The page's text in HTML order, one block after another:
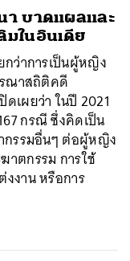
า บาดแผลและ
ในอินเดีย
กว่าการเป็นผู้หญิง
รณาสถิติคดี
เผยว่า ในปี 2021
กรณี ซึ่งคิดเป็น
กรรมอื่นๆ ต่อผู้หญิง
าตกรรม การใช้
งาน หรือการ